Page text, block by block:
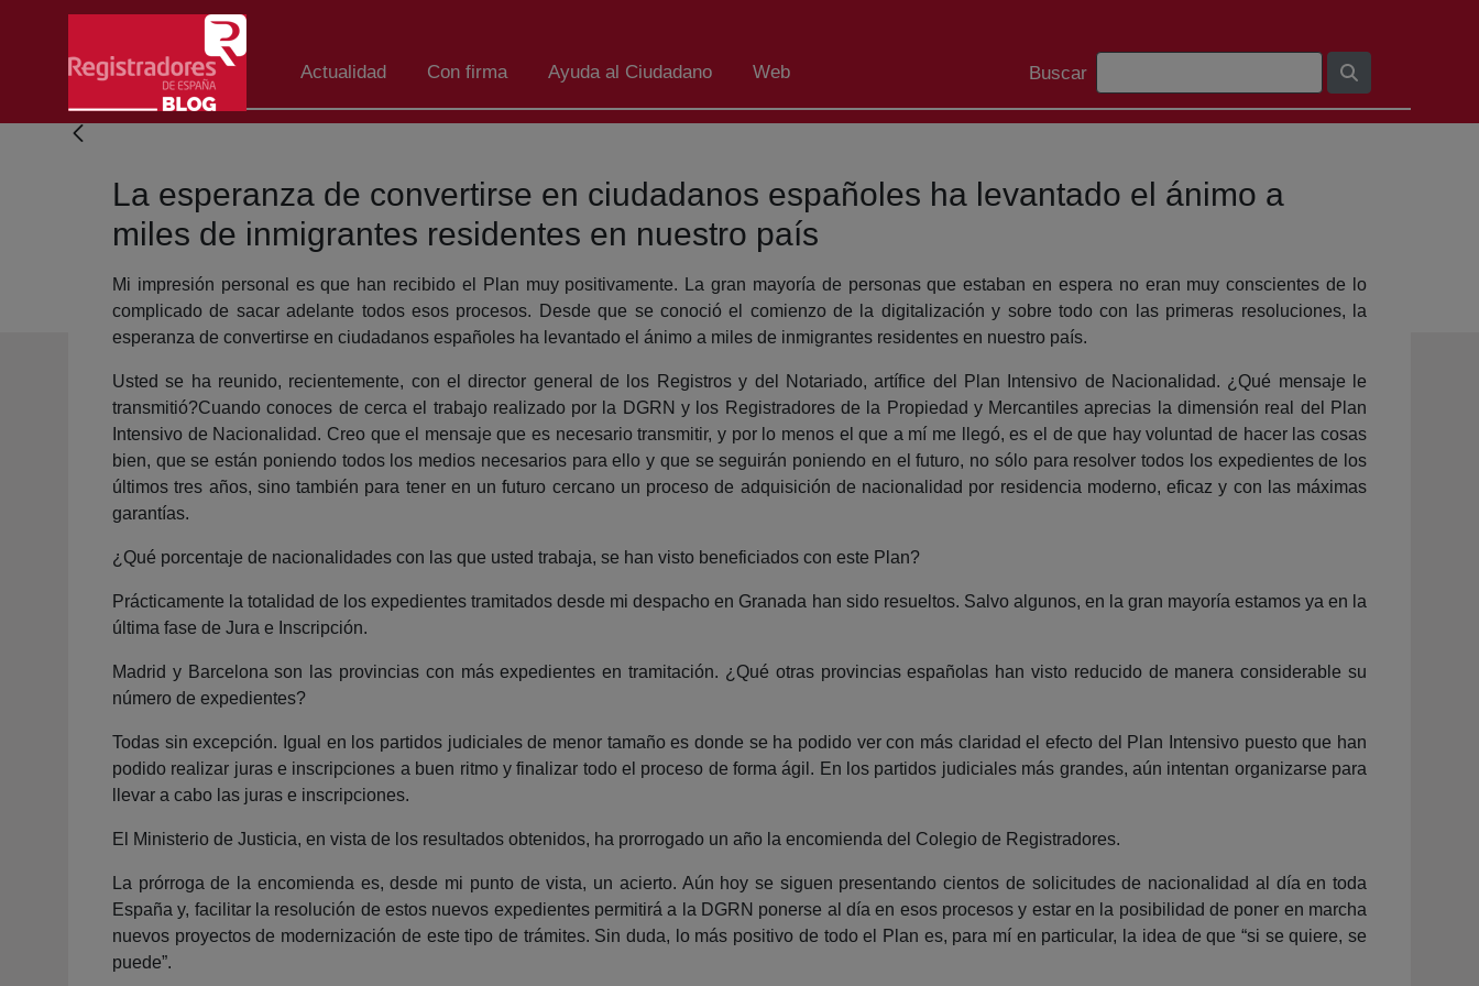
Salta al contingut principal
Actualidad Con firma Ayuda al Ciudadano Web
Barra de cerca
Buscar
La esperanza de convertirse en ciudadanos españoles ha levantado el ánimo a
miles de inmigrantes residentes en nuestro país
Mi impresión personal es que han recibido el Plan muy positivamente. La gran mayoría de personas que estaban en espera no eran muy conscientes de lo
complicado de sacar adelante todos esos procesos. Desde que se conoció el comienzo de la digitalización y sobre todo con las primeras resoluciones, la
esperanza de convertirse en ciudadanos españoles ha levantado el ánimo a miles de inmigrantes residentes en nuestro país.
Usted se ha reunido, recientemente, con el director general de los Registros y del Notariado, artífice del Plan Intensivo de Nacionalidad. ¿Qué mensaje le
transmitió?Cuando conoces de cerca el trabajo realizado por la DGRN y los Registradores de la Propiedad y Mercantiles aprecias la dimensión real del Plan
Intensivo de Nacionalidad. Creo que el mensaje que es necesario transmitir, y por lo menos el que a mí me llegó, es el de que hay voluntad de hacer las cosas
bien, que se están poniendo todos los medios necesarios para ello y que se seguirán poniendo en el futuro, no sólo para resolver todos los expedientes de los
últimos tres años, sino también para tener en un futuro cercano un proceso de adquisición de nacionalidad por residencia moderno, eficaz y con las máximas
garantías.
¿Qué porcentaje de nacionalidades con las que usted trabaja, se han visto beneficiados con este Plan?
Prácticamente la totalidad de los expedientes tramitados desde mi despacho en Granada han sido resueltos. Salvo algunos, en la gran mayoría estamos ya en la
última fase de Jura e Inscripción.
Madrid y Barcelona son las provincias con más expedientes en tramitación. ¿Qué otras provincias españolas han visto reducido de manera considerable su
número de expedientes?
Todas sin excepción. Igual en los partidos judiciales de menor tamaño es donde se ha podido ver con más claridad el efecto del Plan Intensivo puesto que han
podido realizar juras e inscripciones a buen ritmo y finalizar todo el proceso de forma ágil. En los partidos judiciales más grandes, aún intentan organizarse para
llevar a cabo las juras e inscripciones.
El Ministerio de Justicia, en vista de los resultados obtenidos, ha prorrogado un año la encomienda del Colegio de Registradores.
La prórroga de la encomienda es, desde mi punto de vista, un acierto. Aún hoy se siguen presentando cientos de solicitudes de nacionalidad al día en toda
España y, facilitar la resolución de estos nuevos expedientes permitirá a la DGRN ponerse al día en esos procesos y estar en la posibilidad de poner en marcha
nuevos proyectos de modernización de este tipo de trámites. Sin duda, lo más positivo de todo el Plan es, para mí en particular, la idea de que “si se quiere, se
puede”.